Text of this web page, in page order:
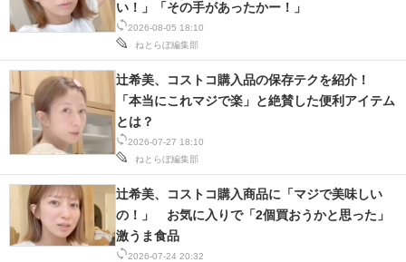
スマホと通信の最新トレンド
好きが集まる 比べて選べる
ビジネスと働き方のヒント
AI活用のいまが分かる
企業ITのトレンドを詳説
経営リーダーのコミュニティ
2026-08-05 18:10
ねとらぼ編集部
い！」「その手があったかー！」
2026-07-27 18:10
ねとらぼ編集部
辻希美、コストコ購入品の保存テクを紹介！
「本当にこれマジで楽」と絶賛した便利アイテム
とは？
2026-07-24 20:32
辻希美、コストコ購入商品に「マジで美味しい
の！」 お気に入りで「2個買おうかと思った」
激うま食品